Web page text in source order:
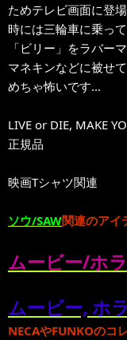
ためテレビ画面に登場
時には三輪車に乗っ
「ビリー」をラバー
マネキンなどに被せ
めちゃ怖いです...
LIVE or DIE, MAKE
正規品
映画Tシャツ関連
ソウ/SAW関連のアイ
ムービー/ホ
ムービー, ホ
NECAやFUNKOのコ